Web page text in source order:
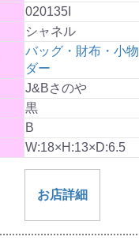
020135I
シャネル
バッグ・財布・小物
ダー
J&Bさのや
黒
B
W:18×H:13×D:6.5
お店詳細